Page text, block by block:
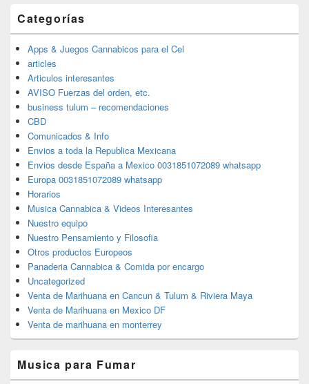
Categorías
Apps & Juegos Cannabicos para el Cel
articles
Articulos interesantes
AVISO Fuerzas del orden, etc.
business tulum – recomendaciones
CBD
Comunicados & Info
Envios a toda la Republica Mexicana
Envios desde España a Mexico 0031851072089 whatsapp
Europa 0031851072089 whatsapp
Horarios
Musica Cannabica & Videos Interesantes
Nuestro equipo
Nuestro Pensamiento y Filosofia
Otros productos Europeos
Panaderia Cannabica & Comida por encargo
Uncategorized
Venta de Marihuana en Cancun & Tulum & Riviera Maya
Venta de Marihuana en Mexico DF
Venta de marihuana en monterrey
Musica para Fumar